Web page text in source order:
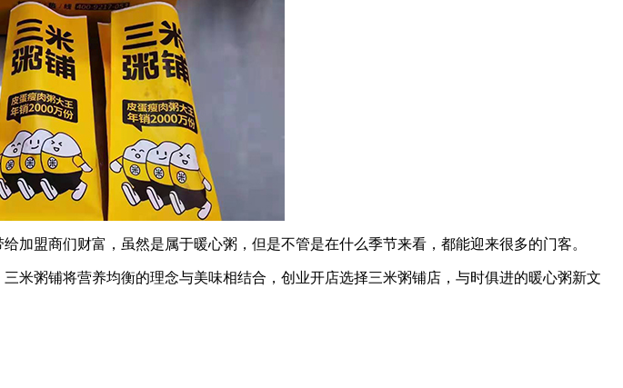
盟商们财富，虽然是属于暖心粥，但是不管是在什么季节来看，都能迎来很多的门客。
粥铺将营养均衡的理念与美味相结合，创业开店选择三米粥铺店，与时俱进的暖心粥新文